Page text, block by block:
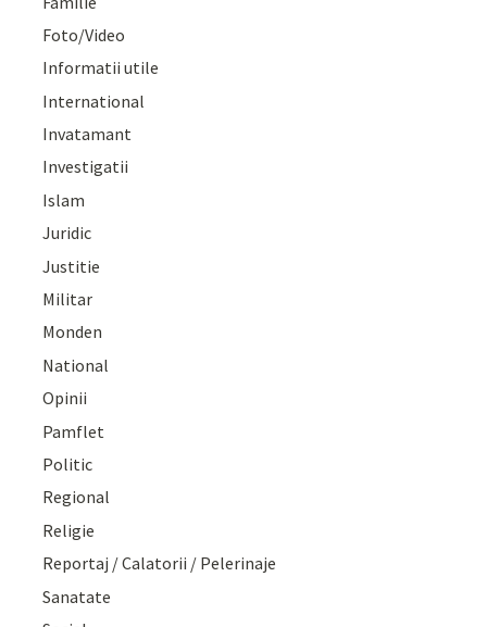
Foto/Video
Informatii utile
International
Invatamant
Investigatii
Islam
Juridic
Justitie
Militar
Monden
National
Opinii
Pamflet
Politic
Regional
Religie
Reportaj / Calatorii / Pelerinaje
Sanatate